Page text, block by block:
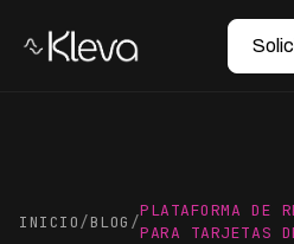
INICIO/BLOG /
PLATAFORMA DE
PARA TARJETAS